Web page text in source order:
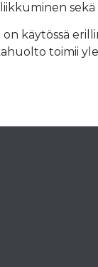
käytössä
toimii